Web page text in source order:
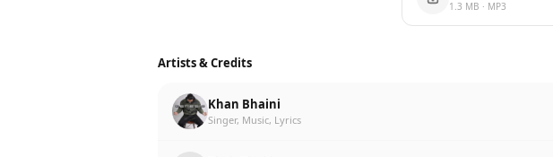
1.3 MB · MP3
Artists & Credits
Khan Bhaini
Singer, Music, Lyrics